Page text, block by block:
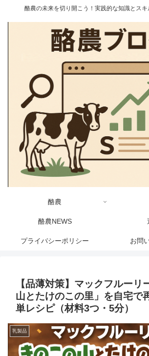
酪農の未来を切り開こう！実践的な知識とス
酪農
酪農NEWS
プライバシーポリシー お問
【品薄対策】マックフルーリ
山とたけのこの里」を自宅で
単レシピ（材料3つ・5分）
乳製品